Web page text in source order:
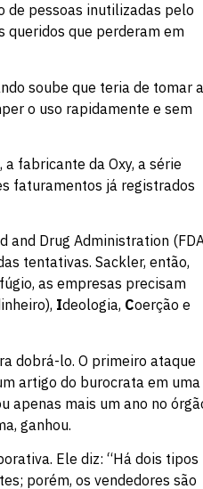
de pessoas inutilizadas pelo
queridos que perderam em
soube que teria de tomar
o uso rapidamente e sem
fabricante da Oxy, a série
faturamentos já registrados
and Drug Administration
tentativas. Sackler, então,
as empresas precisam
Ideologia, Coerção e
dobrá-lo. O primeiro ataque
artigo do burocrata em uma
apenas mais um ano no
ganhou.
Ele diz: “Há dois tipos
porém, os vendedores são